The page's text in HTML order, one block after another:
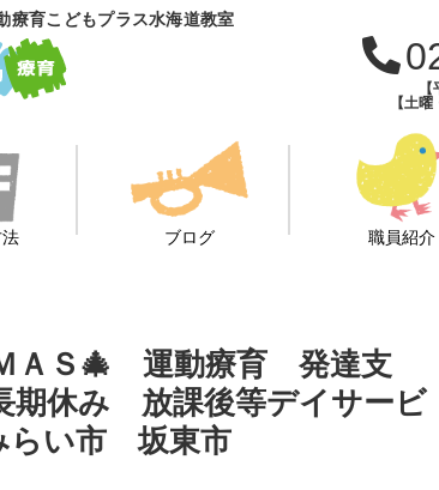
育こどもプラス水海道教室
【土
ブログ 職員紹介
ＡＳ🎄 運動療育 発達支
休み 放課後等デイサービ
い市 坂東市